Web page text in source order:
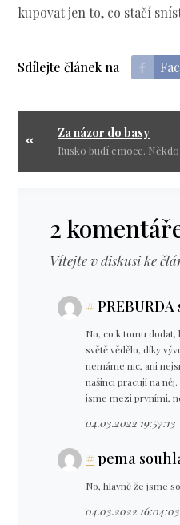
kupovat jen to, co stačí
Sdílejte článek na
Za názor do basy
2
Vítejte v diskusi ke
#
No, co k tomu dodat,
světě vědělo, díky
nemáme nic, ani
našinci pracují na
jsme mezi prvními,
04.03.2022 19:57:13
#pema
No, hlavně že jsme
04.03.2022 16:04:03